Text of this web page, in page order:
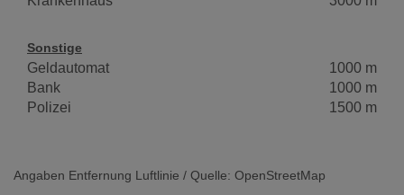
Sonstige
Geldautomat
1000 m
Bank
1000 m
Polizei
1500 m
Angaben Entfernung Luftlinie / Quelle: OpenStreetMap